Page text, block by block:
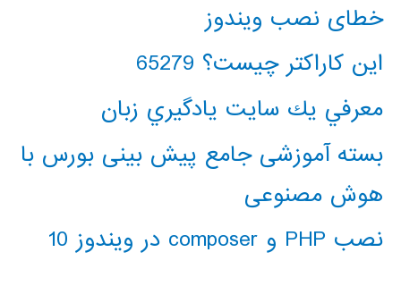
خطای نصب ویندوز
این کاراکتر چیست؟ 65279
معرفي يك سايت يادگيري زبان
بسته آموزشی جامع پیش بینی بورس با
هوش مصنوعی
نصب PHP و composer در ویندوز 10